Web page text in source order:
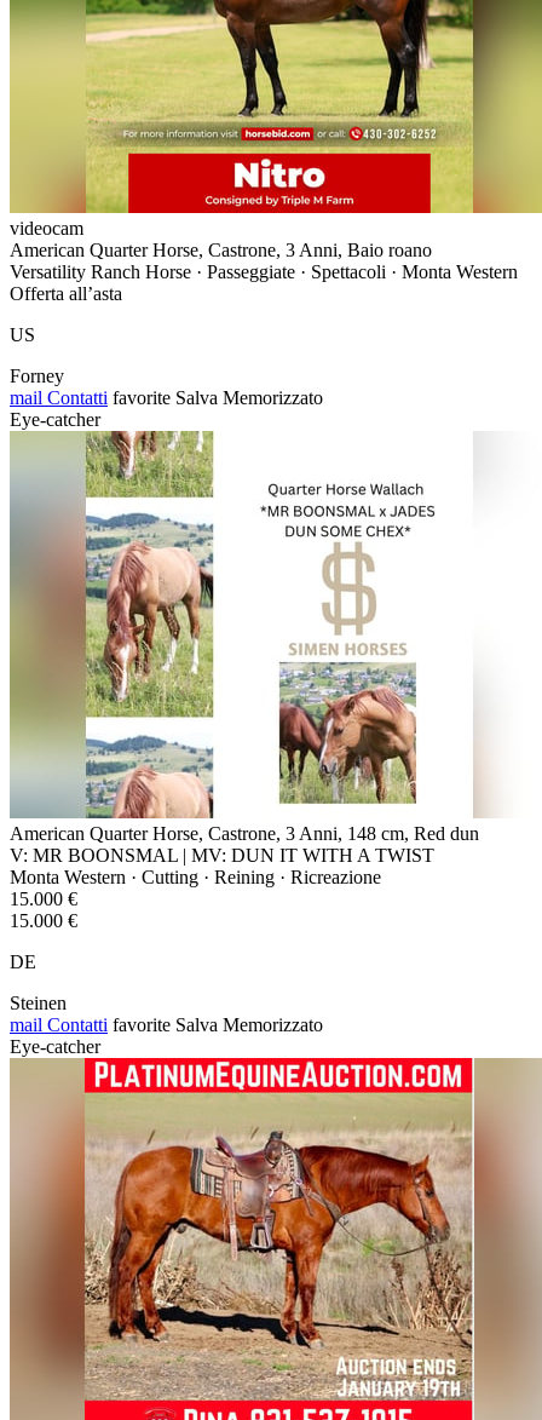
videocam
American Quarter Horse, Castrone, 3 Anni, Baio roano
Versatility Ranch Horse · Passeggiate · Spettacoli · Monta Western
Offerta all’asta
US
Forney
mail Contatti favorite Salva Memorizzato
Eye-catcher
American Quarter Horse, Castrone, 3 Anni, 148 cm, Red dun
V: MR BOONSMAL | MV: DUN IT WITH A TWIST
Monta Western · Cutting · Reining · Ricreazione
15.000 €
15.000 €
DE
Steinen
mail Contatti favorite Salva Memorizzato
Eye-catcher